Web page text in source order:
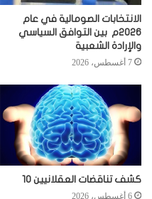
الانتخابات الصومالية في عام
2026م بين التوافق السياسي
والإرادة الشعبية
7 أغسطس، 2026
كشف تناقضات العقلانيين 10
6 أغسطس، 2026